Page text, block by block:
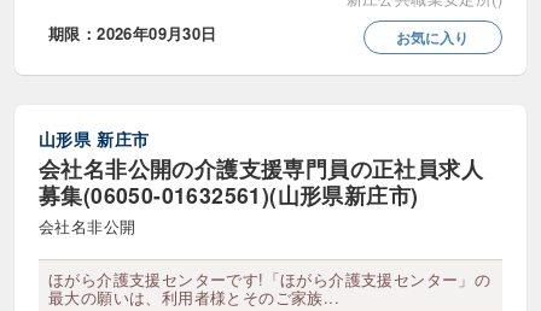
NPO法人 クリニック (診療所)
介護医療院 介護療養型医療施設
更生保護法人 治験関連 病院
社会福祉法人
年収・給与
期限：2026年09月30日
お気に入り
山形県 新庄市
会社名非公開の介護支援専門員の正社員求人
募集(06050-01632561)(山形県新庄市)
会社名非公開
ほがら介護支援センターです!「ほがら介護支援センター」の
最大の願いは、利用者様とそのご家族...